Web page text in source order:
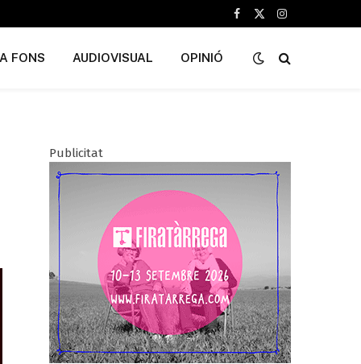
Facebook
X
Instagram
A FONS AUDIOVISUAL OPINIÓ
Publicitat